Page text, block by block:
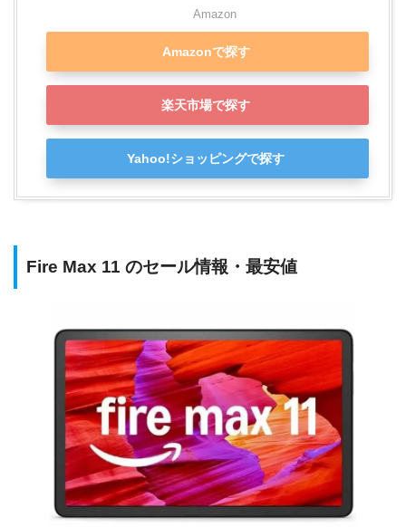
Amazon
Amazonで探す
楽天市場で探す
Yahoo!ショッピングで探す
Fire Max 11 のセール情報・最安値